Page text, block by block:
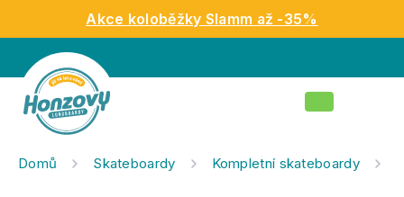
obsah
Akce koloběžky Slamm až -35%
Nákupní
Domů Skateboardy Kompletní skateboardy